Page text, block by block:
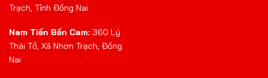
Trạch, Tỉnh Đồng Nai
Nam Tiến Bến Cam: 360 Lý
Thái Tổ, Xã Nhơn Trạch, Đồng
Nai